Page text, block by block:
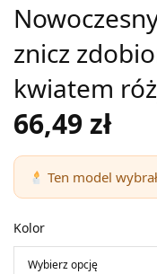
znicz
kwiatem
66,49zł
Ten model
Kolor